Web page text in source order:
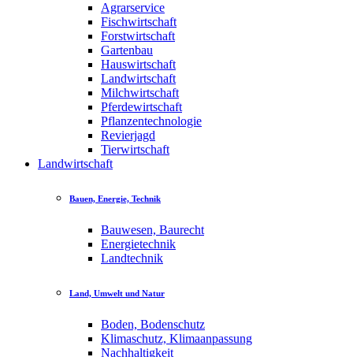
Agrarservice
Fischwirtschaft
Forstwirtschaft
Gartenbau
Hauswirtschaft
Landwirtschaft
Milchwirtschaft
Pferdewirtschaft
Pflanzentechnologie
Revierjagd
Tierwirtschaft
Landwirtschaft
Bauen, Energie, Technik
Bauwesen, Baurecht
Energietechnik
Landtechnik
Land, Umwelt und Natur
Boden, Bodenschutz
Klimaschutz, Klimaanpassung
Nachhaltigkeit